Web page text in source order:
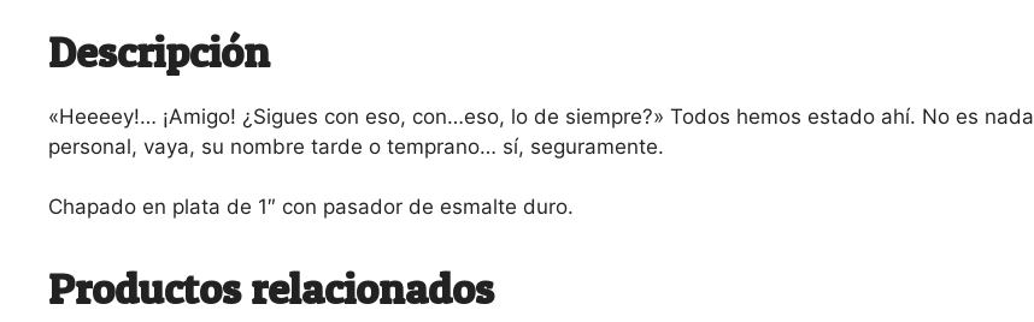
Descripción
«Heeeey!… ¡Amigo! ¿Sigues con eso, con…eso, lo de siempre?» Todos hemos estado ahí. No es nada
personal, vaya, su nombre tarde o temprano… sí, seguramente.
Chapado en plata de 1″ con pasador de esmalte duro.
Productos relacionados